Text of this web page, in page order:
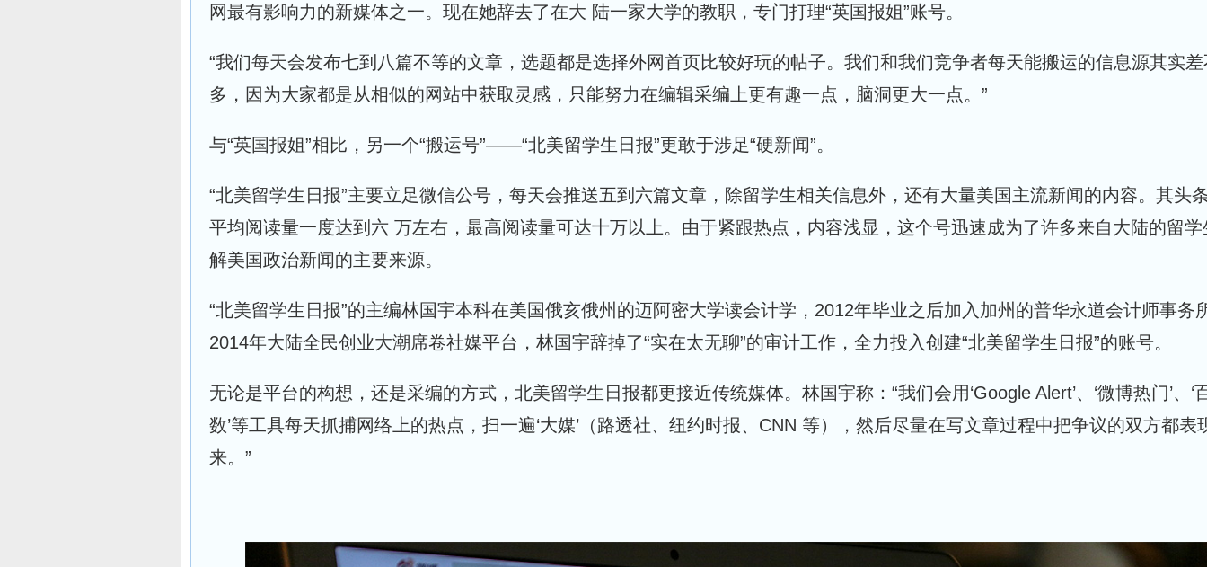
网最有影响力的新媒体之一。现在她辞去了在大 陆一家大学的教职，专门打理“英国报姐”账号。
“我们每天会发布七到八篇不等的文章，选题都是选择外网首页比较好玩的帖子。我们和我们竞争者每天能搬运的信息源其实差
多，因为大家都是从相似的网站中获取灵感，只能努力在编辑采编上更有趣一点，脑洞更大一点。”
与“英国报姐”相比，另一个“搬运号”——“北美留学生日报”更敢于涉足“硬新闻”。
“北美留学生日报”主要立足微信公号，每天会推送五到六篇文章，除留学生相关信息外，还有大量美国主流新闻的内容。其头
平均阅读量一度达到六 万左右，最高阅读量可达十万以上。由于紧跟热点，内容浅显，这个号迅速成为了许多来自大陆的留学
解美国政治新闻的主要来源。
“北美留学生日报”的主编林国宇本科在美国俄亥俄州的迈阿密大学读会计学，2012年毕业之后加入加州的普华永道会计师事务
2014年大陆全民创业大潮席卷社媒平台，林国宇辞掉了“实在太无聊”的审计工作，全力投入创建“北美留学生日报”的账号。
无论是平台的构想，还是采编的方式，北美留学生日报都更接近传统媒体。林国宇称：“我们会用‘Google Alert’、‘微博热门’、‘
数’等工具每天抓捕网络上的热点，扫一遍‘大媒’（路透社、纽约时报、CNN 等），然后尽量在写文章过程中把争议的双方都表
来。”